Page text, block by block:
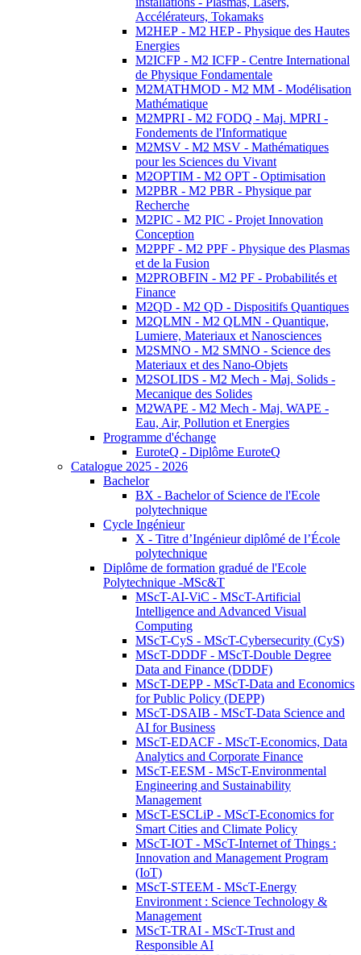
Accélérateurs, Tokamaks
M2HEP - M2 HEP - Physique des Hautes
Energies
M2ICFP - M2 ICFP - Centre International
de Physique Fondamentale
M2MATHMOD - M2 MM - Modélisation
Mathématique
M2MPRI - M2 FODQ - Maj. MPRI -
Fondements de l'Informatique
M2MSV - M2 MSV - Mathématiques
pour les Sciences du Vivant
M2OPTIM - M2 OPT - Optimisation
M2PBR - M2 PBR - Physique par
Recherche
M2PIC - M2 PIC - Projet Innovation
Conception
M2PPF - M2 PPF - Physique des Plasmas
et de la Fusion
M2PROBFIN - M2 PF - Probabilités et
Finance
M2QD - M2 QD - Dispositifs Quantiques
M2QLMN - M2 QLMN - Quantique,
Lumiere, Materiaux et Nanosciences
M2SMNO - M2 SMNO - Science des
Materiaux et des Nano-Objets
M2SOLIDS - M2 Mech - Maj. Solids -
Mecanique des Solides
M2WAPE - M2 Mech - Maj. WAPE -
Eau, Air, Pollution et Energies
Programme d'échange
EuroteQ - Diplôme EuroteQ
Catalogue 2025 - 2026
Bachelor
BX - Bachelor of Science de l'Ecole
polytechnique
Cycle Ingénieur
X - Titre d’Ingénieur diplômé de l’École
polytechnique
Diplôme de formation gradué de l'Ecole
Polytechnique -MSc&T
MScT-AI-ViC - MScT-Artificial
Intelligence and Advanced Visual
Computing
MScT-CyS - MScT-Cybersecurity (CyS)
MScT-DDDF - MScT-Double Degree
Data and Finance (DDDF)
MScT-DEPP - MScT-Data and Economics
for Public Policy (DEPP)
MScT-DSAIB - MScT-Data Science and
AI for Business
MScT-EDACF - MScT-Economics, Data
Analytics and Corporate Finance
MScT-EESM - MScT-Environmental
Engineering and Sustainability
Management
MScT-ESCLiP - MScT-Economics for
Smart Cities and Climate Policy
MScT-IOT - MScT-Internet of Things :
Innovation and Management Program
(IoT)
MScT-STEEM - MScT-Energy
Environment : Science Technology &
Management
MScT-TRAI - MScT-Trust and
Responsible AI